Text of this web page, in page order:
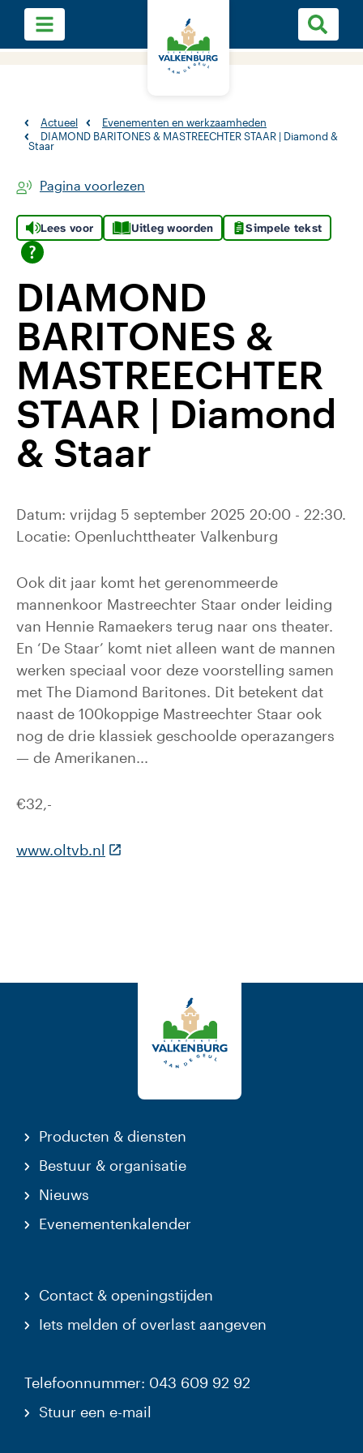
Actueel
Evenementen en werkzaamheden
DIAMOND BARITONES & MASTREECHTER STAAR | Diamond &
Staar
Pagina voorlezen
Lees voor Uitleg woorden Simpele tekst
DIAMOND
BARITONES &
MASTREECHTER
STAAR | Diamond
& Staar
Datum: vrijdag 5 september 2025 20:00 - 22:30.
Locatie: Openluchttheater Valkenburg
Ook dit jaar komt het gerenommeerde
mannenkoor Mastreechter Staar onder leiding
van Hennie Ramaekers terug naar ons theater.
En ‘De Staar’ komt niet alleen want de mannen
werken speciaal voor deze voorstelling samen
met The Diamond Baritones. Dit betekent dat
naast de 100koppige Mastreechter Staar ook
nog de drie klassiek geschoolde operazangers
— de Amerikanen...
€32,-
www.oltvb.nl (Deze link gaat naar een externe
Producten & diensten
Bestuur & organisatie
Nieuws
Evenementenkalender
Contact & openingstijden
Iets melden of overlast aangeven
Telefoonnummer: 043 609 92 92
Stuur een e-mail